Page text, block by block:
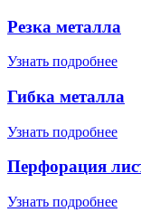
Резка металла
Узнать подробнее
Гибка металла
Узнать подробнее
Перфорация
Узнать подробнее